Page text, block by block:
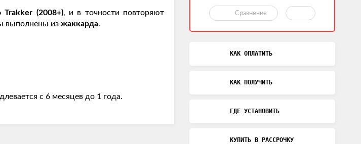
Trakker (2008+), и в точности повторяют
выполнены из жаккарда.
с 6 месяцев до 1 года.
Сравнение
КАК ОПЛАТИТЬ
КАК ПОЛУЧИТЬ
ГДЕ УСТАНОВИТЬ
КУПИТЬ В РАССРОЧКУ